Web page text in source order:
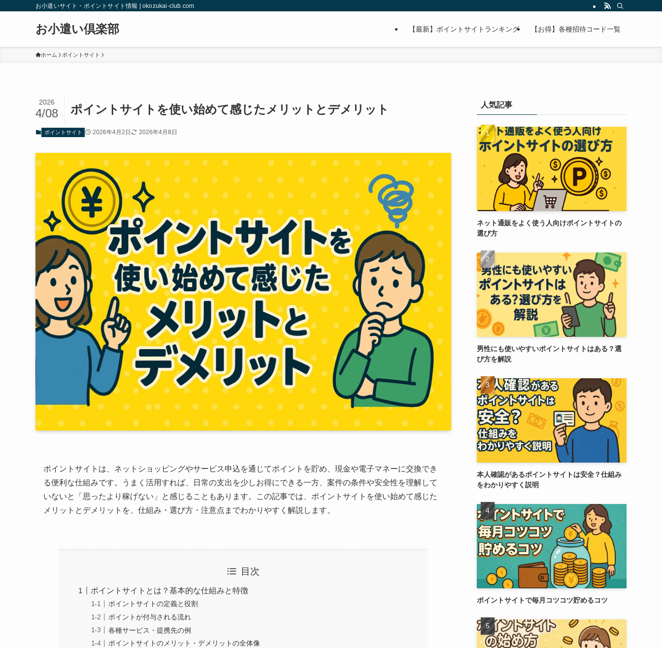
お小遣いサイト・ポイントサイト情報 | okozukai-club.com
お小遣い倶楽部 【最新】ポイントサイトランキング 【お得】各種招待コード一覧
ホーム ポイントサイト
ポイントサイトを使い始めて感じたメリットとデメリット
2026
4/08
ポイントサイト 2026年4月2日 2026年4月8日
ポイントサイトは、ネットショッピングやサービス申込を通じてポイントを貯め、現金や電子マネーに交換でき
る便利な仕組みです。うまく活用すれば、日常の支出を少しお得にできる一方、案件の条件や安全性を理解して
いないと「思ったより稼げない」と感じることもあります。この記事では、ポイントサイトを使い始めて感じた
メリットとデメリットを、仕組み・選び方・注意点までわかりやすく解説します。
目次
ポイントサイトとは？基本的な仕組みと特徴
ポイントサイトの定義と役割
ポイントが付与される流れ
各種サービス・提携先の例
ポイントサイトのメリット・デメリットの全体像
人気記事
ネット通販をよく使う人向けポイントサイトの
選び方
男性にも使いやすいポイントサイトはある？選
び方を解説
本人確認があるポイントサイトは安全？仕組み
をわかりやすく説明
ポイントサイトで毎月コツコツ貯めるコツ